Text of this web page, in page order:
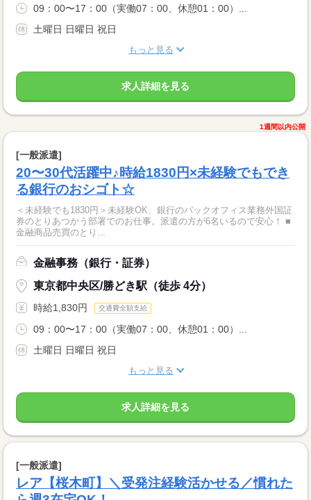
09：00〜17：00（実働07：00、休憩01：00）...
土曜日 日曜日 祝日
もっと見る
求人詳細を見る
1週間以内公開
[一般派遣]
20〜30代活躍中♪時給1830円×未経験でもでき
る銀行のおシゴト☆
＜未経験でも1830円＞未経験OK、銀行のバックオフィス業務外国証
券のとりあつかう部署でのお仕事。派遣の方が6名いるので安心！ ■
金融商品売買のとり...
金融事務（銀行・証券）
東京都中央区/勝どき駅（徒歩 4分）
時給1,830円 交通費全額支給
09：00〜17：00（実働07：00、休憩01：00）...
土曜日 日曜日 祝日
もっと見る
求人詳細を見る
[一般派遣]
レア【桜木町】＼受発注経験活かせる／慣れた